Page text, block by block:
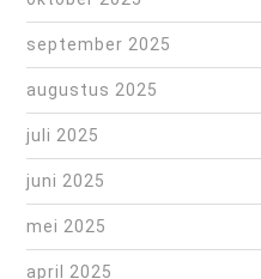
september 2025
augustus 2025
juli 2025
juni 2025
mei 2025
april 2025